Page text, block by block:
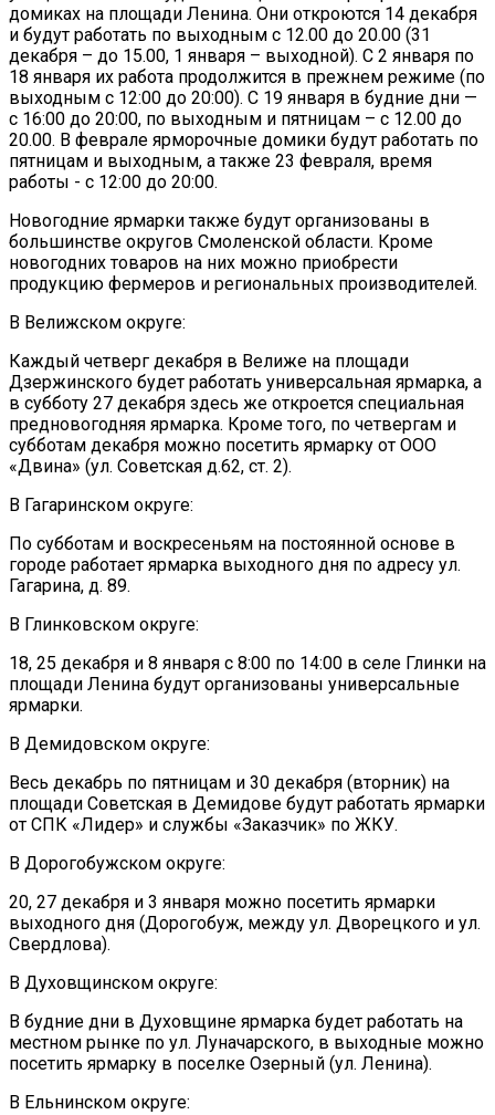
домиках на площади Ленина. Они откроются 14 декабря
и будут работать по выходным с 12.00 до 20.00 (31
декабря – до 15.00, 1 января – выходной). С 2 января по
18 января их работа продолжится в прежнем режиме (по
выходным с 12:00 до 20:00). С 19 января в будние дни —
с 16:00 до 20:00, по выходным и пятницам – с 12.00 до
20.00. В феврале ярморочные домики будут работать по
пятницам и выходным, а также 23 февраля, время
работы - с 12:00 до 20:00.
Новогодние ярмарки также будут организованы в
большинстве округов Смоленской области. Кроме
новогодних товаров на них можно приобрести
продукцию фермеров и региональных производителей.
В Велижском округе:
Каждый четверг декабря в Велиже на площади
Дзержинского будет работать универсальная ярмарка, а
в субботу 27 декабря здесь же откроется специальная
предновогодняя ярмарка. Кроме того, по четвергам и
субботам декабря можно посетить ярмарку от ООО
«Двина» (ул. Советская д.62, ст. 2).
В Гагаринском округе:
По субботам и воскресеньям на постоянной основе в
городе работает ярмарка выходного дня по адресу ул.
Гагарина, д. 89.
В Глинковском округе:
18, 25 декабря и 8 января c 8:00 по 14:00 в селе Глинки на
площади Ленина будут организованы универсальные
ярмарки.
В Демидовском округе:
Весь декабрь по пятницам и 30 декабря (вторник) на
площади Советская в Демидове будут работать ярмарки
от СПК «Лидер» и службы «Заказчик» по ЖКУ.
В Дорогобужском округе:
20, 27 декабря и 3 января можно посетить ярмарки
выходного дня (Дорогобуж, между ул. Дворецкого и ул.
Свердлова).
В Духовщинском округе:
В будние дни в Духовщине ярмарка будет работать на
местном рынке по ул. Луначарского, в выходные можно
посетить ярмарку в поселке Озерный (ул. Ленина).
В Ельнинском округе: